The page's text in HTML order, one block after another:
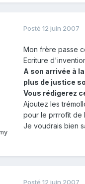
Posté 12 juin 2007
Mon frère passe
Ecriture
A son arrivée à
plus de justice
Vous rédigerez
Ajoutez les
pour le prrrofit de
Je voudrais bien
Posté 12 juin 2007